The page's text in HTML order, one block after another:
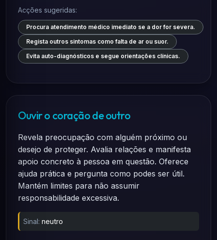
Acções sugeridas:
Procura atendimento médico imediato se a dor for severa.
Regista outros sintomas como falta de ar ou suor.
Evita auto-diagnósticos e segue orientações clínicas.
Ouvir o coração de outro
Revela preocupação com alguém próximo ou
desejo de proteger. Avalia relações e manifesta
apoio concreto à pessoa em questão. Oferece
ajuda prática e pergunta como podes ser útil.
Mantém limites para não assumir
responsabilidade excessiva.
Sinal: neutro